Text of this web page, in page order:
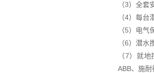
（3）全
（4）每
（5）电
（6）潜
（7）就
ABB、施